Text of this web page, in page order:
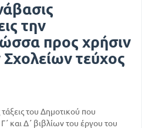
την
προς χρήσιν
τεύχος
του Δημοτικού που
και Δ΄ βιβλίων του έργου του